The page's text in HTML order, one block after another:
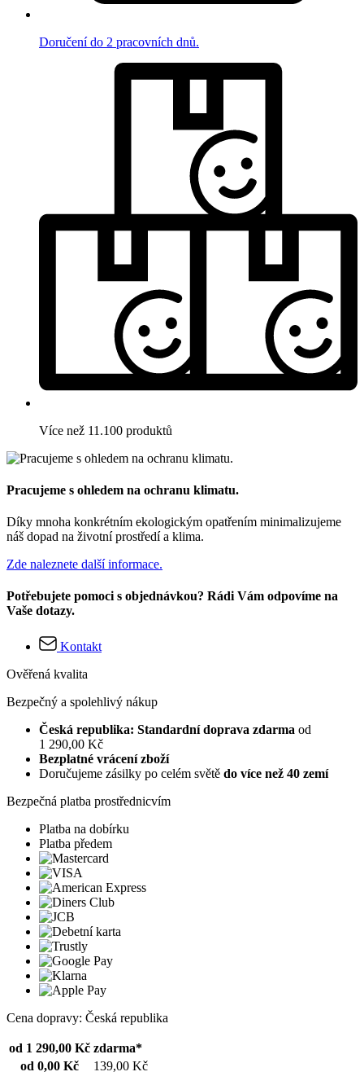
Doručení do 2 pracovních dnů.
Více než 11.100 produktů
Pracujeme s ohledem na ochranu klimatu.
Díky mnoha konkrétním ekologickým opatřením minimalizujeme
náš dopad na životní prostředí a klima.
Zde naleznete další informace.
Potřebujete pomoci s objednávkou? Rádi Vám odpovíme na
Vaše dotazy.
Kontakt
Ověřená kvalita
Bezpečný a spolehlivý nákup
Česká republika: Standardní doprava zdarma od
1 290,00 Kč
Bezplatné vrácení zboží
Doručujeme zásilky po celém světě do více než 40 zemí
Bezpečná platba prostřednicvím
Platba na dobírku
Platba předem
Cena dopravy: Česká republika
od 1 290,00 Kč zdarma*
od 0,00 Kč
139,00 Kč